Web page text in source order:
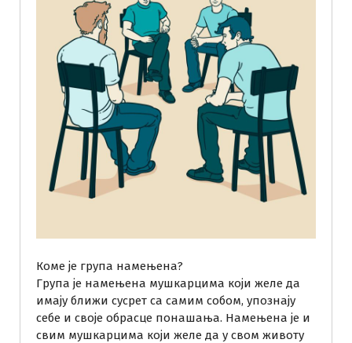
Коме је група намењена?
Група је намењена мушкарцима који желе да
имају ближи сусрет са самим собом, упознају
себе и своје обрасце понашања. Намењена је и
свим мушкарцима који желе да у свом животу